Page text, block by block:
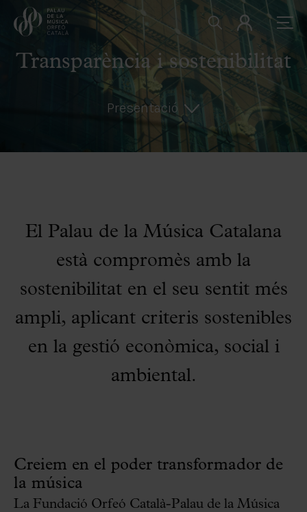
Transparència i sostenibilitat
Presentació
El Palau de la Música Catalana
està compromès amb la
sostenibilitat en el seu sentit més
ampli, aplicant criteris sostenibles
en la gestió econòmica, social i
ambiental.
Creiem en el poder transformador de
la música
La Fundació Orfeó Català-Palau de la Música